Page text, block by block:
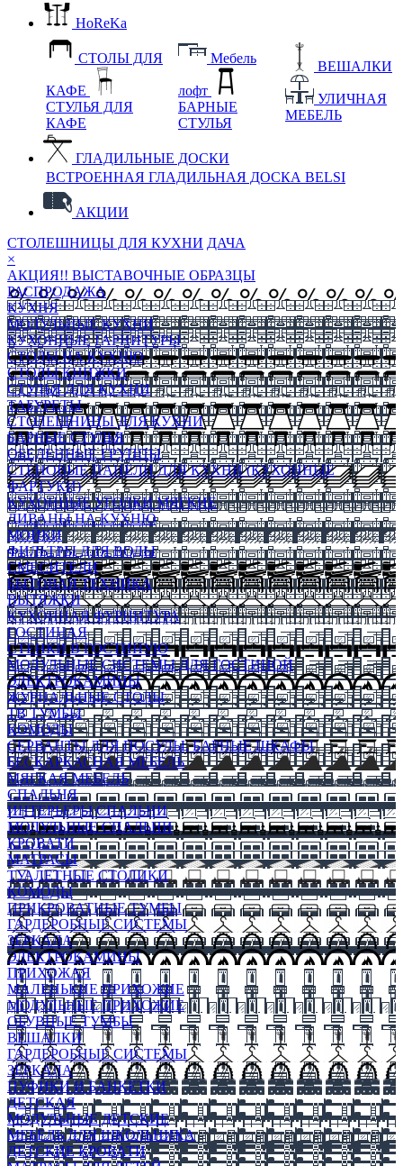
HoReKa
СТОЛЫ ДЛЯ
КАФЕ
СТУЛЬЯ ДЛЯ
КАФЕ
Мебель
лофт
БАРНЫЕ
СТУЛЬЯ
ВЕШАЛКИ
УЛИЧНАЯ
МЕБЕЛЬ
ГЛАДИЛЬНЫЕ ДОСКИ
ВСТРОЕННАЯ ГЛАДИЛЬНАЯ ДОСКА BELSI
АКЦИИ
СТОЛЕШНИЦЫ ДЛЯ КУХНИ ДАЧА
×
АКЦИЯ!! ВЫСТАВОЧНЫЕ ОБРАЗЦЫ
РАСПРОДАЖА
КУХНЯ
МОДУЛЬНЫЕ КУХНИ
КУХОННЫЕ ГАРНИТУРЫ
СТОЛЫ НА КУХНЮ
СТОЛЫ КНИЖКИ
СТУЛЬЯ ДЛЯ КУХНИ
ТАБУРЕТЫ
СТОЛЕШНИЦЫ ДЛЯ КУХНИ
БАРНЫЕ СТУЛЬЯ
ОБЕДЕННЫЕ ГРУППЫ
СТЕНОВЫЕ ПАНЕЛИ ДЛЯ КУХНИ (КУХОННЫЕ
ФАРТУКИ)
КУХОННЫЕ УГОЛКИ МЯГКИЕ
ДИВАНЫ НА КУХНЮ
МОЙКИ
ФИЛЬТРЫ ДЛЯ ВОДЫ
СМЕСИТЕЛИ
БЫТОВАЯ ТЕХНИКА
ВЫТЯЖКИ
КУХОННАЯ ФУРНИТУРА
ГОСТИНАЯ
СТЕНКИ В ГОСТИНУЮ
МОДУЛЬНЫЕ СИСТЕМЫ ДЛЯ ГОСТИНОЙ
ЭЛЕКТРОКАМИНЫ
ЖУРНАЛЬНЫЕ СТОЛЫ
ТВ ТУМБЫ
КОМОДЫ
СЕРВАНТЫ ДЛЯ ПОСУДЫ, БАРНЫЕ ШКАФЫ
БЕСКАРКАСНАЯ МЕБЕЛЬ
МЯГКАЯ МЕБЕЛЬ
СПАЛЬНЯ
ИНТЕРЬЕРЫ СПАЛЬНИ
МОДУЛЬНЫЕ СПАЛЬНИ
КРОВАТИ
МАТРАСЫ
ТУАЛЕТНЫЕ СТОЛИКИ
КОМОДЫ
ПРИКРОВАТНЫЕ ТУМБЫ
ГАРДЕРОБНЫЕ СИСТЕМЫ
ЗЕРКАЛА
ЭЛЕКТРОКАМИНЫ
ПРИХОЖАЯ
МАЛЕНЬКИЕ ПРИХОЖИЕ
МОДУЛЬНЫЕ ПРИХОЖИЕ
ОБУВНЫЕ ТУМБЫ
ВЕШАЛКИ
ГАРДЕРОБНЫЕ СИСТЕМЫ
ЗЕРКАЛА
ПУФИКИ И БАНКЕТКИ
ДЕТСКАЯ
МОДУЛЬНЫЕ ДЕТСКИЕ
МЕБЕЛЬ ДЛЯ ШКОЛЬНИКА
ДЕТСКИЕ КРОВАТИ